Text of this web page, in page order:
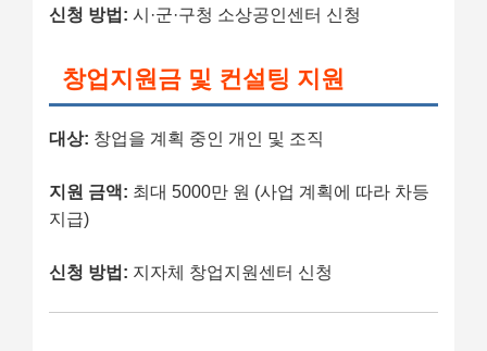
신청 방법: 시·군·구청 소상공인센터 신청
창업지원금 및 컨설팅 지원
대상: 창업을 계획 중인 개인 및 조직
지원 금액: 최대 5000만 원 (사업 계획에 따라 차등
지급)
신청 방법: 지자체 창업지원센터 신청